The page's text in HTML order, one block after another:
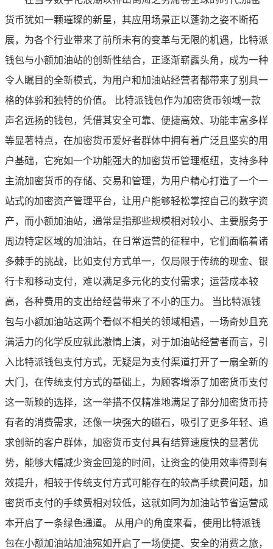
货币犹如一颗璀璨的新星，其应用场景正以蓬勃之姿不断拓
展，为各个行业带来了前所未有的变革与无限的机遇，比特派
钱包与小额加油站的创新性结合，正逐渐崭露头角，成为一种
令人瞩目的全新模式，为用户和加油站经营者都带来了别具一
格的体验和独特的价值。 比特派钱包作为加密货币领域一款
声名远扬的钱包，凭借其安全可靠、便捷高效、功能丰富多样
等显著特点，在加密货币爱好者群体中拥有着广泛且坚实的用
户基础，它宛如一个功能强大的加密货币管理枢纽，支持多种
主流加密货币的存储、交易和管理，为用户精心打造了一个一
站式的加密资产管理平台，让用户能够轻松掌控自己的数字资
产，而小额加油站，通常是指那些规模相对较小、主要服务于
周边特定区域的加油站，在日常运营的征程中，它们面临着诸
多棘手的挑战，比如支付方式单一，仅局限于传统的现金、银
行卡和移动支付，难以满足多元化的支付需求；运营成本较
高，各种费用的支出给经营带来了不小的压力。 当比特派钱
包与小额加油站这两个看似不相关的领域相遇，一场奇妙且充
满活力的化学反应就此激情上演，对于加油站经营者而言，引
入比特派钱包支付方式，无疑是为支付渠道打开了一扇全新的
大门，在传统支付方式的基础上，为顾客增添了加密货币支付
这一新颖的选择，这一举措不仅精准地满足了部分加密货币持
有者的消费需求，还像一块强大的磁石，吸引了更多年轻、追
求创新的客户群体，加密货币支付具有结算速度快的显著优
势，能够大幅减少资金回笼的时间，让资金的使用效率得到有
效提升，相较于传统支付方式可能存在的较高手续费问题，加
密货币支付的手续费相对较低，这就如同为加油站节省运营成
本开启了一条绿色通道。 从用户的角度来看，使用比特派钱
包在小额加油站加油宛如开启了一场便捷、安全的消费之旅，